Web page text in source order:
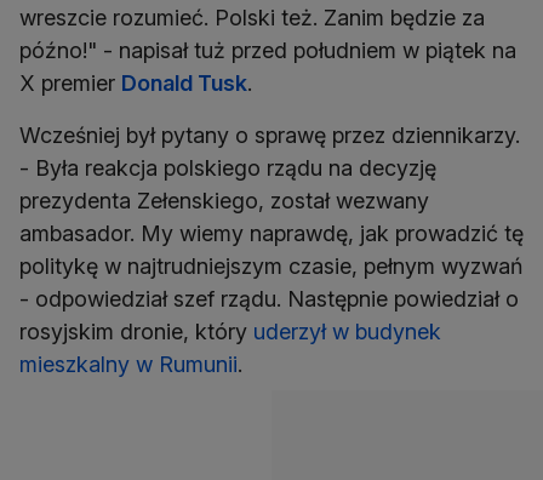
wreszcie rozumieć. Polski też. Zanim będzie za
późno!" - napisał tuż przed południem w piątek na
X premier Donald Tusk.
Wcześniej był pytany o sprawę przez dziennikarzy.
- Była reakcja polskiego rządu na decyzję
prezydenta Zełenskiego, został wezwany
ambasador. My wiemy naprawdę, jak prowadzić tę
politykę w najtrudniejszym czasie, pełnym wyzwań
- odpowiedział szef rządu. Następnie powiedział o
rosyjskim dronie, który uderzył w budynek
mieszkalny w Rumunii.